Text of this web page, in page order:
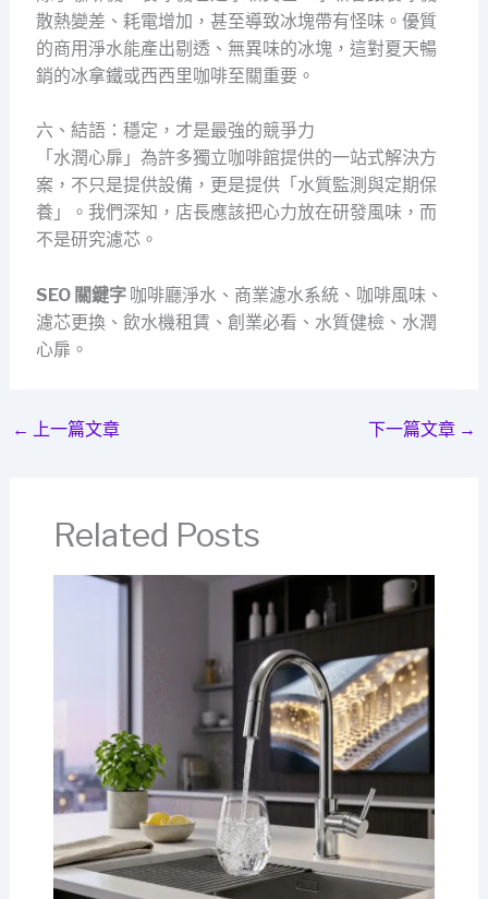
散熱變差、耗電增加，甚至導致冰塊帶有怪味。優質
的商用淨水能產出剔透、無異味的冰塊，這對夏天暢
銷的冰拿鐵或西西里咖啡至關重要。
六、結語：穩定，才是最強的競爭力
「水潤心扉」為許多獨立咖啡館提供的一站式解決方
案，不只是提供設備，更是提供「水質監測與定期保
養」。我們深知，店長應該把心力放在研發風味，而
不是研究濾芯。
SEO 關鍵字咖啡廳淨水、商業濾水系統、咖啡風味、
濾芯更換、飲水機租賃、創業必看、水質健檢、水潤
心扉。
← 上一篇文章 下一篇文章 →
Related Posts